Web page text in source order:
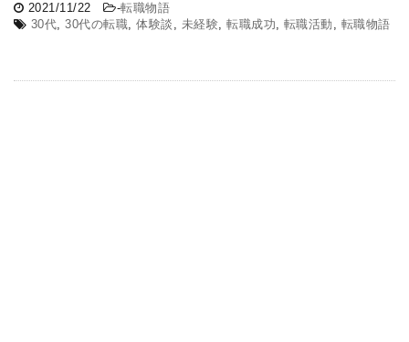
2021/11/22 -転職物語
30代,30代の転職,体験談 , 未経験,転職成功, 転職活動 , 転職物語